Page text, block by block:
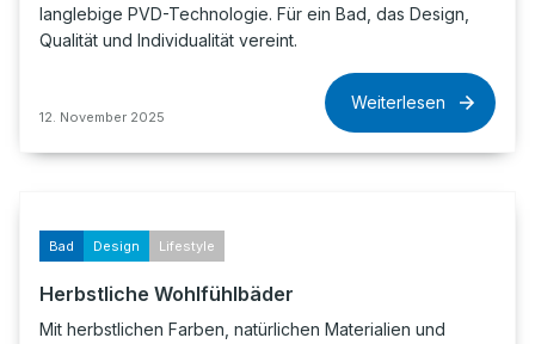
langlebige PVD-Technologie. Für ein Bad, das Design,
Qualität und Individualität vereint.
12. November 2025
Weiterlesen
Bad Design Lifestyle
Herbstliche Wohlfühlbäder
Mit herbstlichen Farben, natürlichen Materialien und